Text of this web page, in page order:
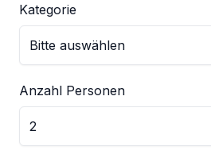
Kategorie
Anzahl Personen